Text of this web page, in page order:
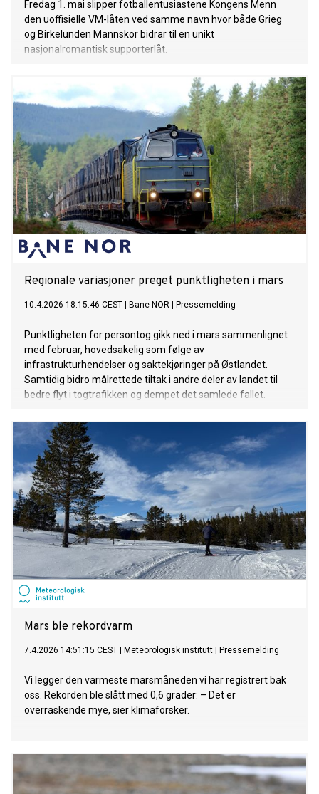
Fredag 1. mai slipper fotballentusiastene Kongens Menn
den uoffisielle VM-låten ved samme navn hvor både Grieg
og Birkelunden Mannskor bidrar til en unikt
nasjonalromantisk supporterlåt.
Regionale variasjoner preget punktligheten i mars
10.4.2026 18:15:46 CEST Bane NOR Pressemelding
Punktligheten for persontog gikk ned i mars sammenlignet
med februar, hovedsakelig som følge av
infrastrukturhendelser og saktekjøringer på Østlandet.
Samtidig bidro målrettede tiltak i andre deler av landet til
bedre flyt i togtrafikken og dempet det samlede fallet.
Mars ble rekordvarm
7.4.2026 14:51:15 CEST Meteorologisk institutt Pressemelding
Vi legger den varmeste marsmåneden vi har registrert bak
oss. Rekorden ble slått med 0,6 grader: – Det er
overraskende mye, sier klimaforsker.